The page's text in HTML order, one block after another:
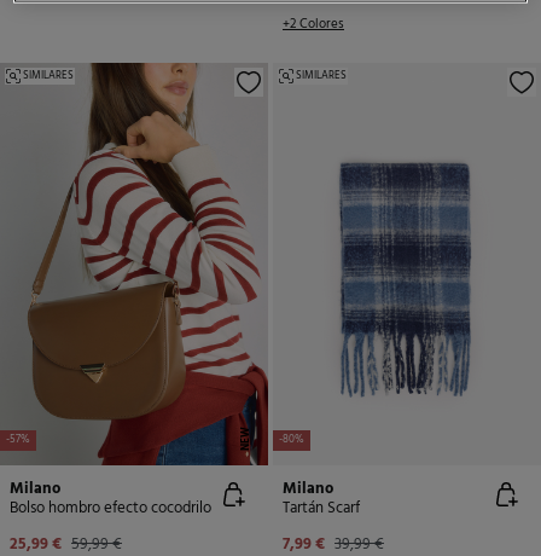
+2 Colores
-57% NEW
SIMILARES
Milano
Bolso hombro efecto cocodrilo
25,99 € 59,99 €
-80%
SIMILARES
Milano
Tartán Scarf
7,99 € 39,99 €